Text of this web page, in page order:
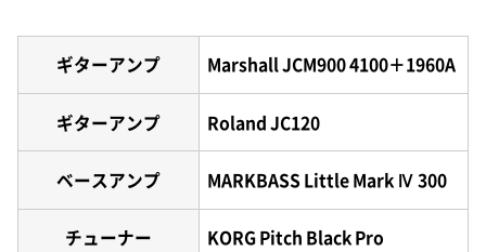
ギターアンプ Marshall JCM900 4100＋1960A
ギターアンプ Roland JC120
ベースアンプ MARKBASS Little Mark Ⅳ 300
チューナー KORG Pitch Black Pro